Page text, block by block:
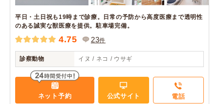
平日・土日祝も19時まで診療。日常の予防から高度医療まで透明性
のある誠実な獣医療を提供。駐車場完備。
4.75 23件
診察動物 イヌ / ネコ / ウサギ
ネット予約 公式サイト 電話